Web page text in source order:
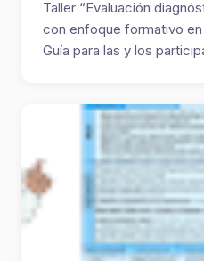
Taller “Evaluación
con enfoque formativo
Guía para las y los